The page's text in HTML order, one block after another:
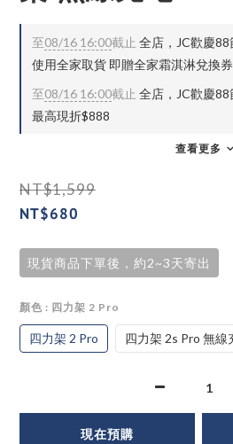
至08/16 16:00截止 全店，JC歡慶
使用全家取貨 即贈全家霜淇淋兌換
至08/16 16:00截止 全店，JC歡慶
最高現折$888
查看更多
NT$1,599
NT$680
現貨商品下單後，約2~3天寄出
顏色 : 四力架 2 Pro
四力架 2 Pro 四力架 2s Pro 無線
現在預購